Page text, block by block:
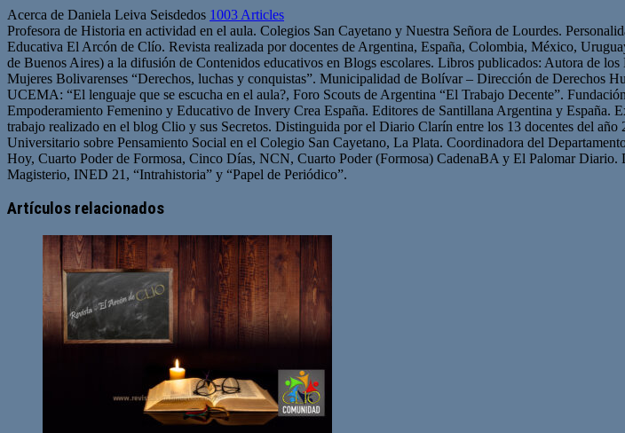
Acerca de Daniela Leiva Seisdedos 1003 Articles
Profesora de Historia en actividad en el aula. Colegios San Cayetano y Nuestra Señora de Lourdes.
Educativa El Arcón de Clío. Revista realizada por docentes de Argentina, España, Colombia, México,
de Buenos Aires) a la difusión de Contenidos educativos en Blogs escolares. Libros publicados: Autora de
Mujeres Bolivarenses “Derechos, luchas y conquistas”. Municipalidad de Bolívar – Dirección de Derechos
UCEMA: “El lenguaje que se escucha en el aula?, Foro Scouts de Argentina “El Trabajo Decente”.
Empoderamiento Femenino y Educativo de Invery Crea España. Editores de Santillana Argentina y
trabajo realizado en el blog Clio y sus Secretos. Distinguida por el Diario Clarín entre los 13 docentes del
Universitario sobre Pensamiento Social en el Colegio San Cayetano, La Plata. Coordinadora del
Hoy, Cuarto Poder de Formosa, Cinco Días, NCN, Cuarto Poder (Formosa) CadenaBA y El Palomar
Magisterio, INED 21, “Intrahistoria” y “Papel de Periódico”.
web
Artículos relacionados